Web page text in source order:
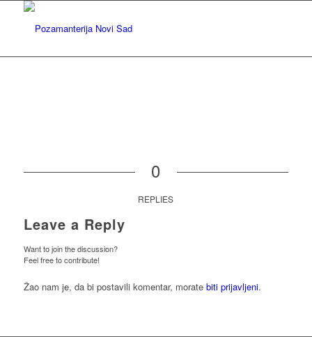
0
REPLIES
Leave a Reply
Want to join the discussion?
Feel free to contribute!
Žao nam je, da bi postavili komentar, morate biti prijavljeni.